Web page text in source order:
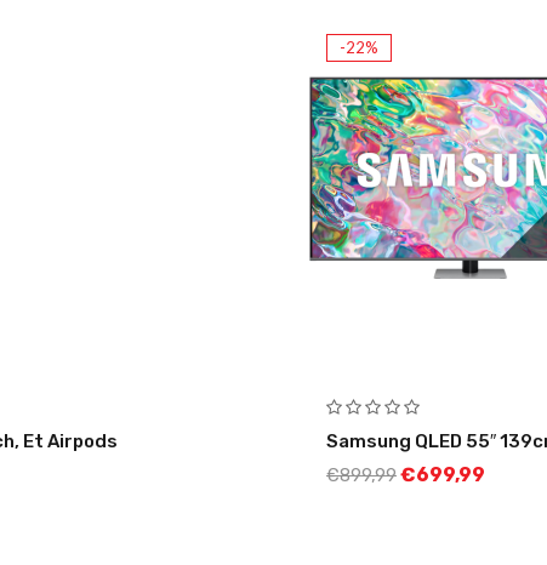
Et Airpods
-22%
Samsung QLED 55″
€899,99€699,99